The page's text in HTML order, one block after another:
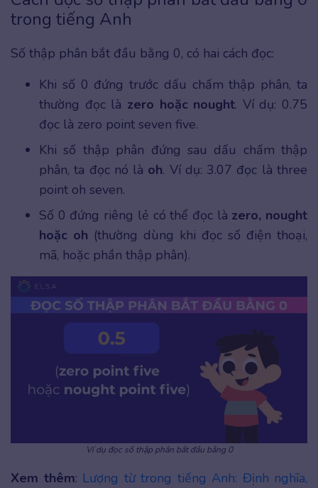
trong tiếng Anh
Số thập phân bắt đầu bằng 0, có hai cách đọc:
Khi số 0 đứng trước dấu chấm thập phân, ta
thường đọc là zero hoặc nought. Ví dụ: 0.75
đọc là zero point seven five.
Khi số thập phân đứng sau dấu chấm thập
phân, ta đọc nó là oh. Ví dụ: 3.07 đọc là three
point oh seven.
Số 0 đứng riêng lẻ có thể đọc là zero, nought
hoặc oh (thường dùng khi đọc số điện thoại,
mã, hoặc phần thập phân).
Ví dụ đọc số thập phân bắt đầu bằng 0
Xem thêm: Lượng từ trong tiếng Anh: Định nghĩa,